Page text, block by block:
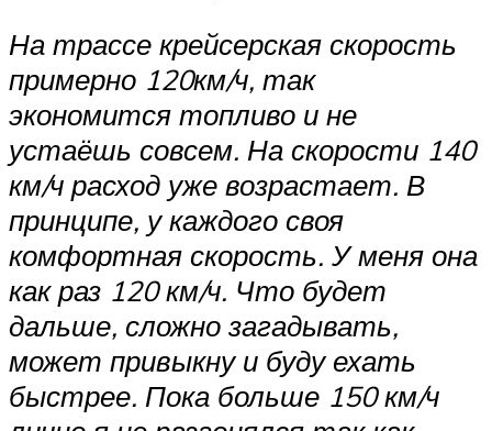
На трассе крейсерская скорость
примерно 120км/ч, так
экономится топливо и не
устаёшь совсем. На скорости 140
км/ч расход уже возрастает. В
принципе, у каждого своя
комфортная скорость. У меня она
как раз 120 км/ч. Что будет
дальше, сложно загадывать,
может привыкну и буду ехать
быстрее. Пока больше 150 км/ч